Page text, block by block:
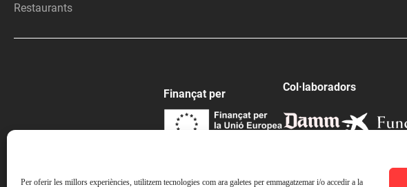
Per oferir les millors experiències, utilitzem tecnologies com ara galetes per emmagatzemar i/o accedir a la
Restaurants
Finançat per
Col·laboradors